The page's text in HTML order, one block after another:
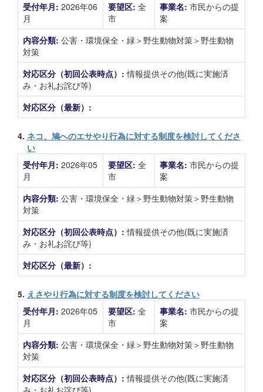
受付年月: 2026年06
月
要望区: 全
市
事業名: 市民からの提
案
内容分類: 公害・環境保全・緑＞野生動物対策＞野生動物
対策
対応区分（初回公表時点）:情報提供その他(既に実施済
み・お礼お詫び等)
対応区分（最新）:
4. ネコ、鳩へのエサやり行為に対する制度を検討してくださ
い
受付年月: 2026年05
月
要望区: 全
市
事業名: 市民からの提
案
内容分類: 公害・環境保全・緑＞野生動物対策＞野生動物
対策
対応区分（初回公表時点）:情報提供その他(既に実施済
み・お礼お詫び等)
対応区分（最新）:
5. えさやり行為に対する制度を検討してください
受付年月: 2026年05
月
要望区: 全
市
事業名: 市民からの提
案
内容分類: 公害・環境保全・緑＞野生動物対策＞野生動物
対策
対応区分（初回公表時点）:情報提供その他(既に実施済
み・お礼お詫び等)